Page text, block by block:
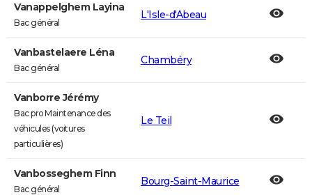
Vanappelghem Layina
Bac général
L'Isle-d'Abeau
Vanbastelaere Léna
Bac général
Chambéry
Vanborre Jérémy
Bac pro Maintenance des
véhicules (voitures
particulières)
Le Teil
Vanbosseghem Finn
Bac général
Bourg-Saint-Maurice